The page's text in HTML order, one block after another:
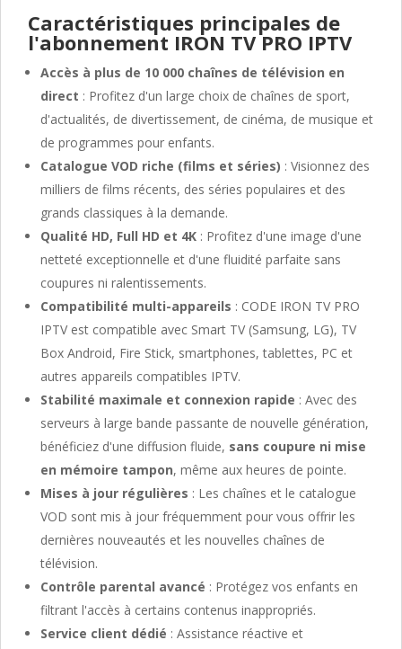
Caractéristiques principales de
l'abonnement IRON TV PRO IPTV
Accès à plus de 10 000 chaînes de télévision en
direct : Profitez d'un large choix de chaînes de sport,
d'actualités, de divertissement, de cinéma, de musique et
de programmes pour enfants.
Catalogue VOD riche (films et séries) : Visionnez des
milliers de films récents, des séries populaires et des
grands classiques à la demande.
Qualité HD, Full HD et 4K : Profitez d'une image d'une
netteté exceptionnelle et d'une fluidité parfaite sans
coupures ni ralentissements.
Compatibilité multi-appareils : CODE IRON TV PRO
IPTV est compatible avec Smart TV (Samsung, LG), TV
Box Android, Fire Stick, smartphones, tablettes, PC et
autres appareils compatibles IPTV.
Stabilité maximale et connexion rapide : Avec des
serveurs à large bande passante de nouvelle génération,
bénéficiez d'une diffusion fluide, sans coupure ni mise
en mémoire tampon, même aux heures de pointe.
Mises à jour régulières : Les chaînes et le catalogue
VOD sont mis à jour fréquemment pour vous offrir les
dernières nouveautés et les nouvelles chaînes de
télévision.
Contrôle parental avancé : Protégez vos enfants en
filtrant l'accès à certains contenus inappropriés.
Service client dédié : Assistance réactive et